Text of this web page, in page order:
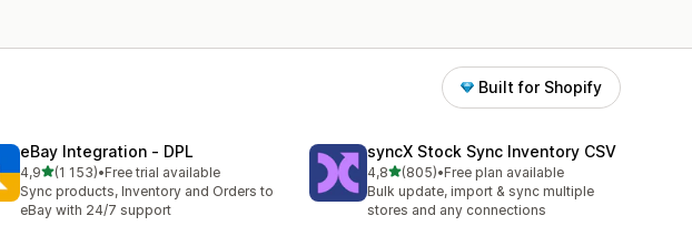
Built for Shopify
eBay Integration ‑ DPL
4,9/ 5 tähteä
(1 153)
1153 arvostelua yhteensä
•Free trial available
Sync products, Inventory and Orders to
eBay with 24/7 support
syncX Stock Sync Inventory CSV
4,8/ 5 tähteä
(805)
805 arvostelua yhteensä
•Free plan available
Bulk update, import & sync multiple
stores and any connections